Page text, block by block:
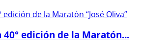
edición de la Maratón...